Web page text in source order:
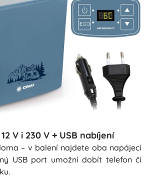
V i 230 V + USB nabíjení
– v balení najdete oba napájecí
USB port umožní dobít telefon či